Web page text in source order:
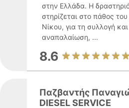
στην Ελλάδα. Η
στηρίζεται στο πάθος
Νίκου, για τη συλλογή
αναπαλαίωση, ...
8.6
Παζβαντής
DIESEL SERVICE